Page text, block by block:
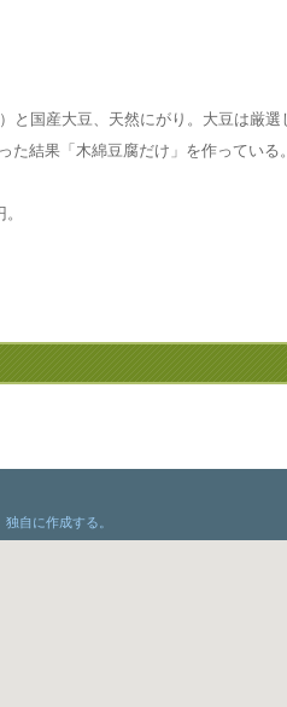
と国産大豆、天然にがり。大豆は厳
た結果「木綿豆腐だけ」を作ってい